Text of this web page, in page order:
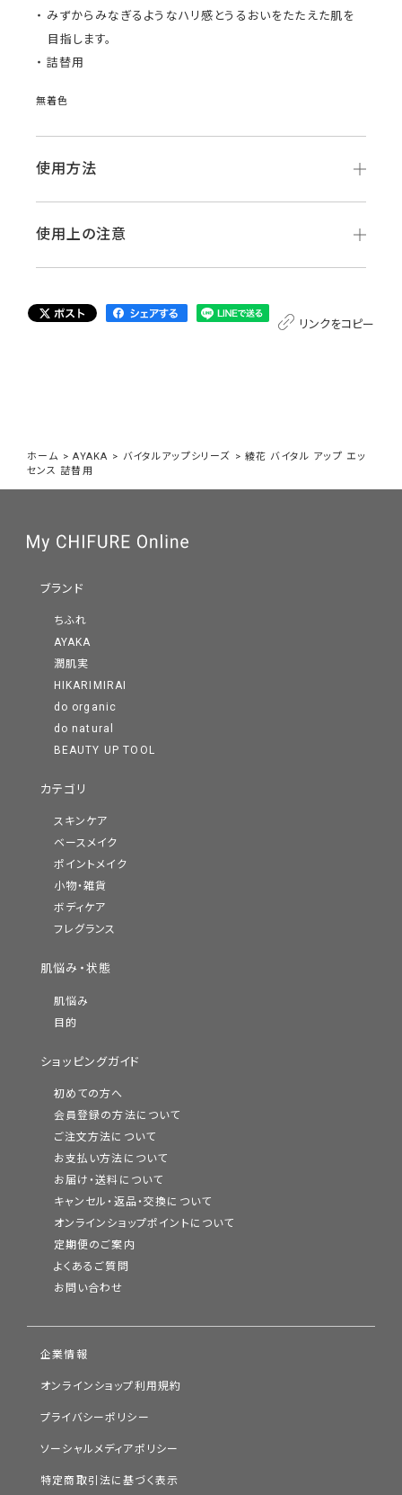
みずからみなぎるようなハリ感とうるおいをたたえた肌を
目指します。
詰替用
無着色
使用方法
使用上の注意
リンクをコピー
ホーム >AYAKA > バイタルアップシリーズ > 綾花 バイタル アップ エッ
センス 詰替用
ブランド
ちふれ
AYAKA
潤肌実
HIKARIMIRAI
do organic
do natural
BEAUTY UP TOOL
カテゴリ
スキンケア
ベースメイク
ポイントメイク
小物・雑貨
ボディケア
フレグランス
肌悩み・状態
肌悩み
目的
ショッピングガイド
初めての方へ
会員登録の方法について
ご注文方法について
お支払い方法について
お届け・送料について
キャンセル・返品・交換について
オンラインショップポイントについて
定期便のご案内
よくあるご質問
お問い合わせ
企業情報
オンラインショップ利用規約
プライバシーポリシー
ソーシャルメディアポリシー
特定商取引法に基づく表示